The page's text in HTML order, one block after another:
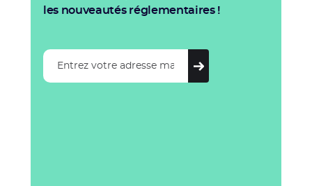
les nouveautés réglementaires !